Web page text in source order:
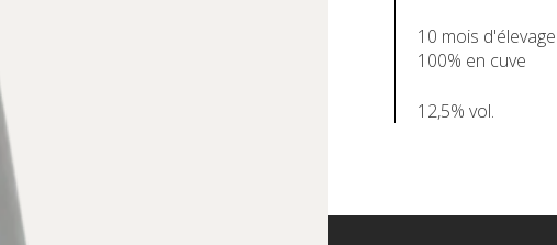
10 mois
100% en cuve
12,5% vol.